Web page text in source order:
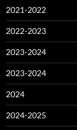
2021-2022
2022-2023
2023-2024
2023-2024
2024
2024-2025